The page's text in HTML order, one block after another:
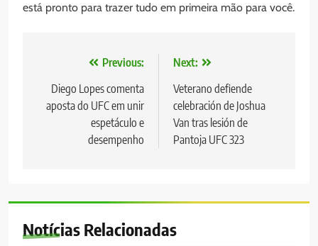
está pronto para trazer tudo em primeira mão para você.
Navegação
de
Post
Previous:
Diego Lopes comenta
aposta do UFC em unir
espetáculo e
desempenho
Next:
Veterano defiende
celebración de Joshua
Van tras lesión de
Pantoja UFC 323
Notícias Relacionadas